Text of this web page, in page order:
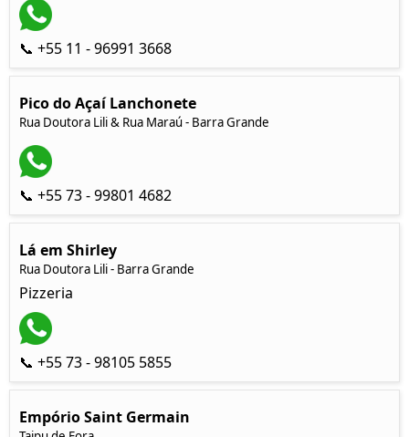
📞 +55 11 - 96991 3668
Pico do Açaí Lanchonete
Rua Doutora Lili & Rua Maraú - Barra Grande
📞 +55 73 - 99801 4682
Lá em Shirley
Rua Doutora Lili - Barra Grande
Pizzeria
📞 +55 73 - 98105 5855
Empório Saint Germain